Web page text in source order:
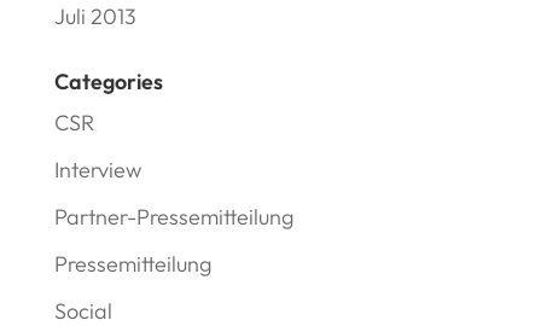
Juli 2013
Categories
CSR
Interview
Partner-Pressemitteilung
Pressemitteilung
Social